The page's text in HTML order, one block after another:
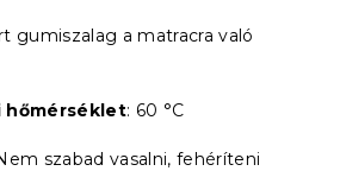
gumiszalag a matracra való
hőmérséklet: 60 °C
szabad vasalni, fehéríteni